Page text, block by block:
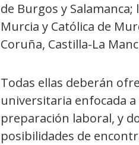
de Burgos y Salamanca;
Murcia y Católica de
Coruña, Castilla-La
Todas ellas deberán
universitaria enfocada
preparación laboral, y
posibilidades de